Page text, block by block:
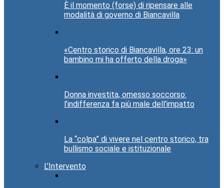
È il momento (forse) di ripensare alle
modalità di governo di Biancavilla
«Centro storico di Biancavilla, ore 23: un
bambino mi ha offerto della droga»
Donna investita, omesso soccorso:
l’indifferenza fa più male dell’impatto
La “colpa” di vivere nel centro storico, tra
bullismo sociale e istituzionale
L’Intervento